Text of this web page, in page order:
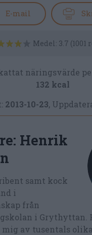
E-mail
Medel: 3.7 (1001
näringsvärde
132 kcal
2013-10-23,
Henrik
samt kock
i
från
i Grythyttan.
mig av tusentals